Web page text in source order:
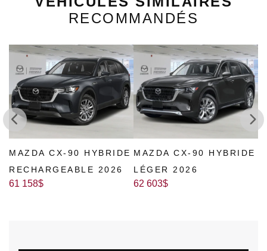
RECOMMANDÉS
MAZDA CX-90 HYBRIDE
LÉGER 2026
62 603$
MAZDA CX-70 HYBRIDE
RECHARGEABLE 2026
62 353$